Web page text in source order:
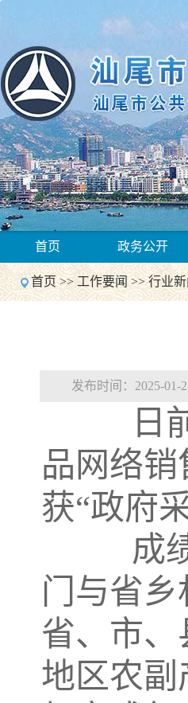
Previous
Next
1
首页 政务公开
首页>>工作要闻>>行业
发布时间：2025-01-
日前
品网络
获“政府
成绩
门与省
省、市
地区农